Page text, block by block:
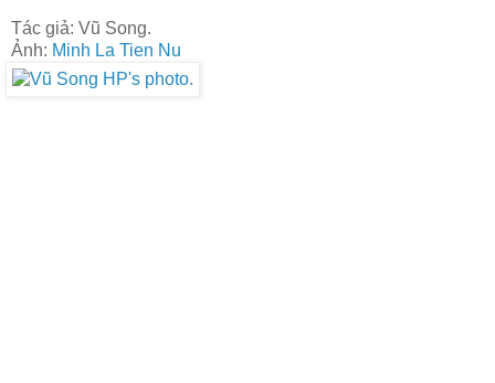
Tác giả: Vũ Song.
Ảnh: Minh La Tien Nu